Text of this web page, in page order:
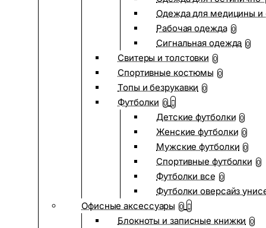
Одежда для медицины и
Рабочая одежда 0
Сигнальная одежда 0
Свитеры и толстовки 0
Спортивные костюмы 0
Топы и безрукавки 0
Футболки 0
Детские футболки 0
Женские футболки 0
Мужские футболки 0
Спортивные футболки 0
Футболки все 0
Футболки оверсайз
Офисные аксессуары 0
Блокноты и записные книжки 0